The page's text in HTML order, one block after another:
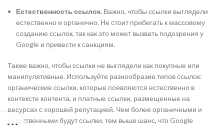
Естественность ссылок. Важно, чтобы ссылки выглядели
естественно и органично. Не стоит прибегать к массовому
созданию ссылок, так как это может вызвать подозрения у
Google и привести к санкциям.
Также важно, чтобы ссылки не выглядели как покупные или
манипулятивные. Используйте разнообразие типов ссылок:
органические ссылки, которые появляются естественно в
контексте контента, и платные ссылки, размещенные на
ресурсах с хорошей репутацией. Чем более органичными и
естественными будут ссылки, тем выше шанс, что Google